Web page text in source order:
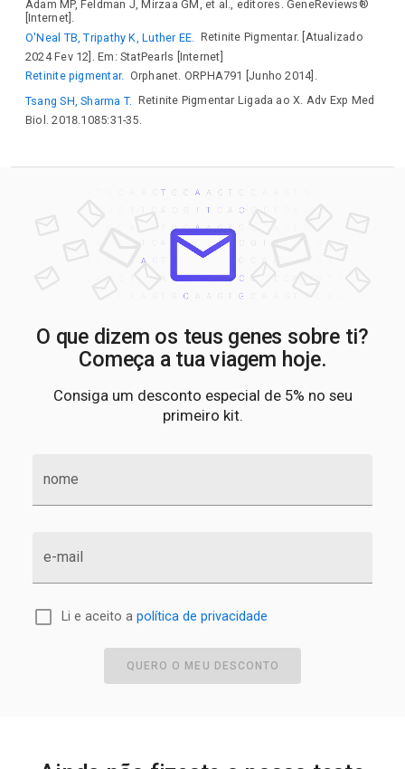
Adam MP, Feldman J, Mirzaa GM, et al., editores. GeneReviews®
[Internet].
O'Neal TB, Tripathy K, Luther EE.
Retinite Pigmentar. [Atualizado
2024 Fev 12]. Em: StatPearls [Internet]
Retinite pigmentar. Orphanet. ORPHA791 [Junho 2014].
Tsang SH, Sharma T.
Retinite Pigmentar Ligada ao X. Adv Exp Med
Biol. 2018.1085:31-35.
O que dizem os teus genes sobre ti?
Começa a tua viagem hoje.
Consiga um desconto especial de 5% no seu
primeiro kit.
nome
e-mail
Li e aceito a política de privacidade
QUERO O MEU DESCONTO